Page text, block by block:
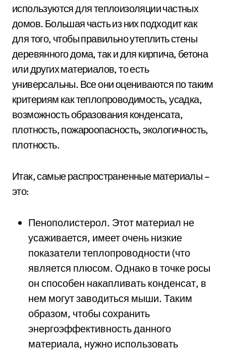
используются для теплоизоляции частных
домов. Большая часть из них подходит как
для того, чтобы правильно утеплить стены
деревянного дома, так и для кирпича, бетона
или других материалов, то есть
универсальны. Все они оцениваются по таким
критериям как теплопроводимость, усадка,
возможность образования конденсата,
плотность, пожароопасность, экологичность,
плотность.
Итак, самые распространенные материалы –
это:
Пенополистерол. Этот материал не
усаживается, имеет очень низкие
показатели теплопроводности (что
является плюсом. Однако в точке росы
он способен накапливать конденсат, в
нем могут заводиться мыши. Таким
образом, чтобы сохранить
энергоэффективность данного
материала, нужно использовать